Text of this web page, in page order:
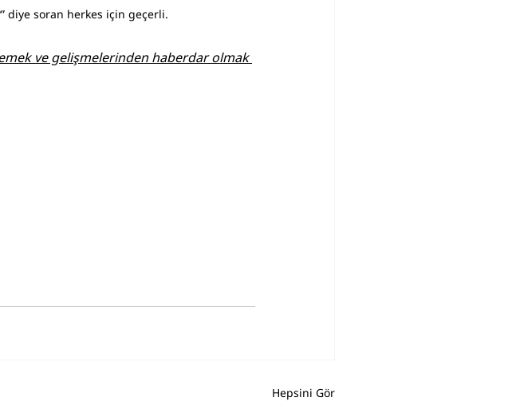
diye soran herkes için geçerli.
ve gelişmelerinden haberdar olmak
Hepsini Gör